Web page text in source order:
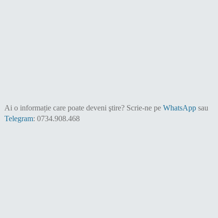
Ai o informație care poate deveni ştire? Scrie-ne pe WhatsAppsau
Telegram: 0734.908.468